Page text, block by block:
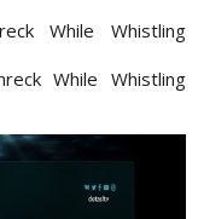
While Whistling
While Whistling